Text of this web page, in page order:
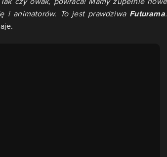
i animatorów. To jest prawdziwa Futurama.